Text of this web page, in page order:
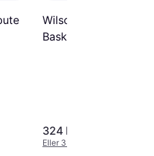
Wilson NBA Authentic
Basketball 7 pcs
324 kr.
Eller 3 betalinger af 108 kr.